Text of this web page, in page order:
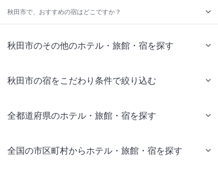
秋田市で、おすすめの宿はどこですか？
秋田市のその他のホテル・旅館・宿を探す
秋田市の宿をこだわり条件で絞り込む
全都道府県のホテル・旅館・宿を探す
全国の市区町村からホテル・旅館・宿を探す